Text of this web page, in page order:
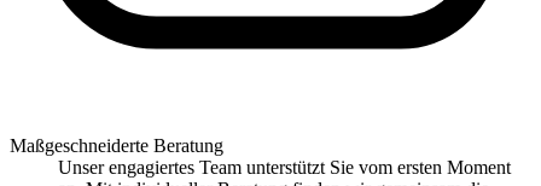
Maßgeschneiderte Beratung
Unser engagiertes Team unterstützt Sie vom ersten Moment